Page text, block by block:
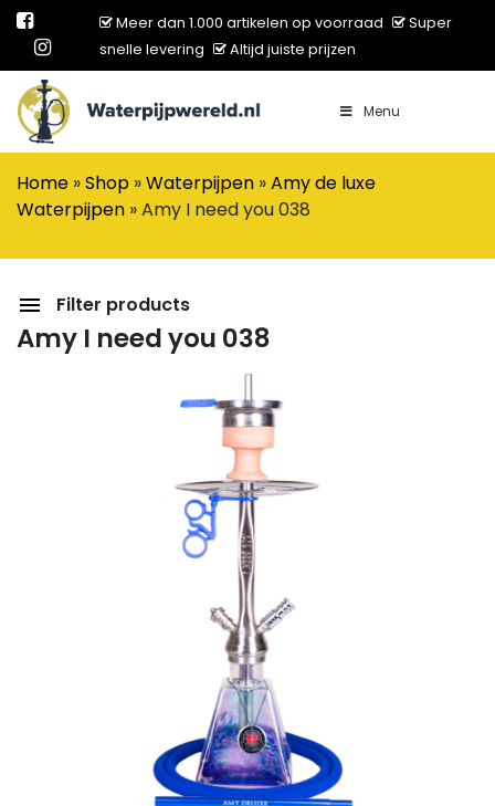
Meer dan 1.000 artikelen op voorraad
Super
snelle levering
Altijd juiste prijzen
Main Navigation Menu
Home »Shop »Waterpijpen »Amy de luxe
Waterpijpen »Amy I need you 038
Filter products
Amy I need you 038